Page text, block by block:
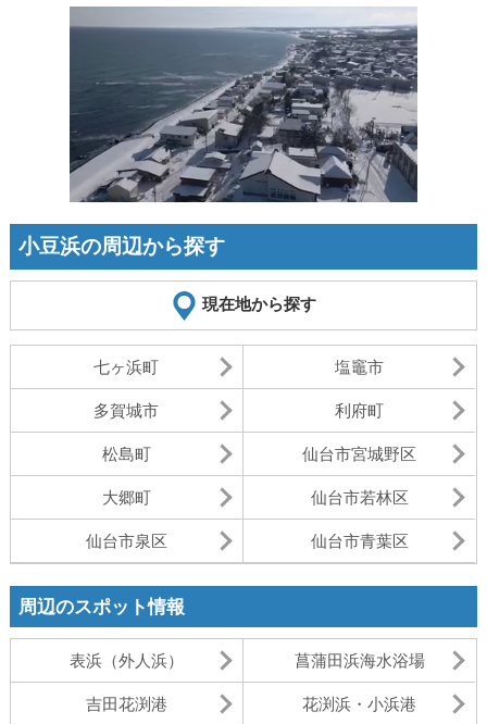
小豆浜の周辺から探す
現在地から探す
七ヶ浜町 塩竈市
多賀城市 利府町
松島町 仙台市宮城野区
大郷町 仙台市若林区
仙台市泉区 仙台市青葉区
周辺のスポット情報
表浜（外人浜） 菖蒲田浜海水浴場
吉田花渕港 花渕浜・小浜港